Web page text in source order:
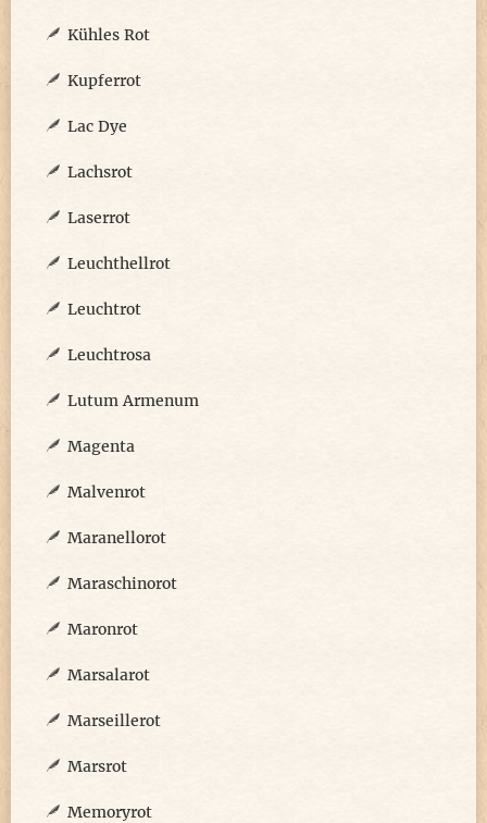
Kühles Rot
Kupferrot
Lac Dye
Lachsrot
Laserrot
Leuchthellrot
Leuchtrot
Leuchtrosa
Lutum Armenum
Magenta
Malvenrot
Maranellorot
Maraschinorot
Maronrot
Marsalarot
Marseillerot
Marsrot
Memoryrot